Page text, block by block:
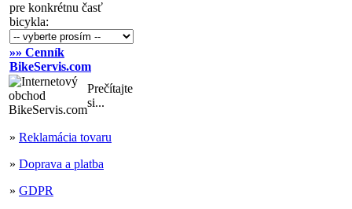
pre konkrétnu časť
bicykla:
»» Cenník
BikeServis.com
Prečítajte
si...
» Reklamácia tovaru
» Doprava a platba
» GDPR